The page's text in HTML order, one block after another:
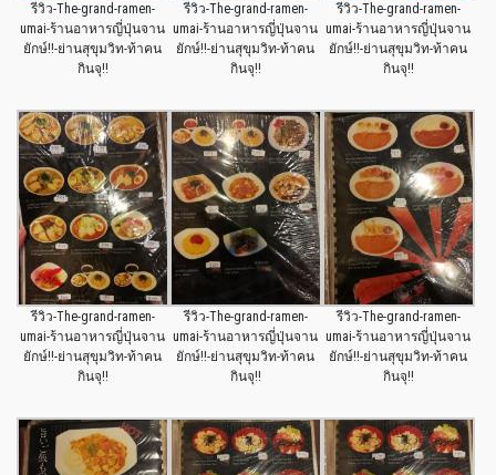
รีวิว-The-grand-ramen-
umai-ร้านอาหารญี่ปุ่นจาน
ยักษ์!!-ย่านสุขุมวิท-ท้าคน
กินจุ!!
รีวิว-The-grand-ramen-
umai-ร้านอาหารญี่ปุ่นจาน
ยักษ์!!-ย่านสุขุมวิท-ท้าคน
กินจุ!!
รีวิว-The-grand-ramen-
umai-ร้านอาหารญี่ปุ่นจาน
ยักษ์!!-ย่านสุขุมวิท-ท้าคน
กินจุ!!
รีวิว-The-grand-ramen-
umai-ร้านอาหารญี่ปุ่นจาน
ยักษ์!!-ย่านสุขุมวิท-ท้าคน
กินจุ!!
รีวิว-The-grand-ramen-
umai-ร้านอาหารญี่ปุ่นจาน
ยักษ์!!-ย่านสุขุมวิท-ท้าคน
กินจุ!!
รีวิว-The-grand-ramen-
umai-ร้านอาหารญี่ปุ่นจาน
ยักษ์!!-ย่านสุขุมวิท-ท้าคน
กินจุ!!